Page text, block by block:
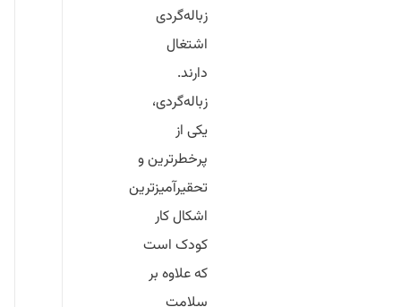
زباله‌گردی
اشتغال
دارند.
زباله‌گردی،
یکی از
پرخطرترین و
تحقیرآمیزترین
اشکال کار
کودک است
که علاوه بر